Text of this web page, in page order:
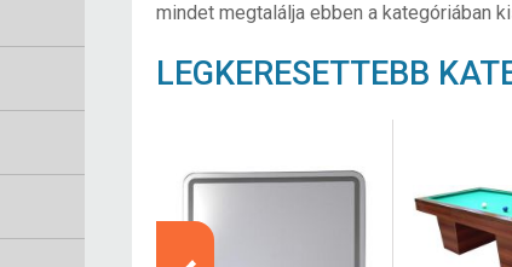
mindet megtalálja ebben a kategóriában
LEGKERESETTEBB